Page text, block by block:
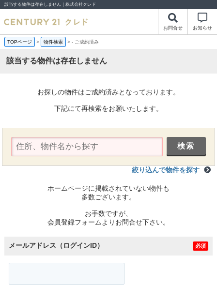
該当する物件は存在しません｜株式会社クレド
お問合せ お知らせ
TOPページ > 物件検索 >- ご成約済み
該当する物件は存在しません
お探しの物件はご成約済みとなっております。
下記にて再検索をお願いたします。
絞り込んで物件を探す
ホームページに掲載されていない物件も
多数ございます。
お手数ですが、
会員登録フォームよりお問合せ下さい。
メールアドレス（ログインID） 必須